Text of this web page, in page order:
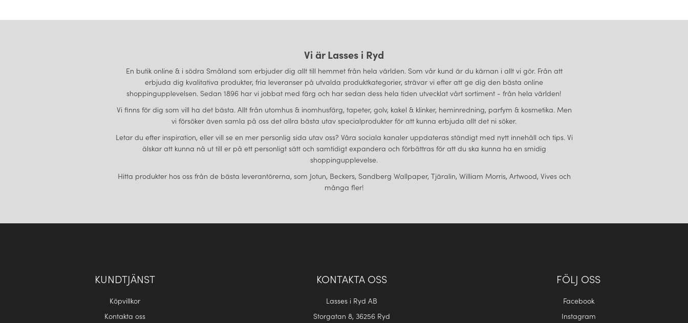
Vi är Lasses i Ryd
En butik online & i södra Småland som erbjuder dig allt till hemmet från hela världen. Som vår kund är du kärnan i allt vi gör. Från att
erbjuda dig kvalitativa produkter, fria leveranser på utvalda produktkategorier, strävar vi efter att ge dig den bästa online
shoppingupplevelsen. Sedan 1896 har vi jobbat med färg och har sedan dess hela tiden utvecklat vårt sortiment - från hela världen!
Vi finns för dig som vill ha det bästa. Allt från utomhus & inomhusfärg, tapeter, golv, kakel & klinker, heminredning, parfym & kosmetika. Men
vi försöker även samla på oss det allra bästa utav specialprodukter för att kunna erbjuda allt det ni söker.
Letar du efter inspiration, eller vill se en mer personlig sida utav oss? Våra sociala kanaler uppdateras ständigt med nytt innehåll och tips. Vi
älskar att kunna nå ut till er på ett personligt sätt och samtidigt expandera och förbättras för att du ska kunna ha en smidig
shoppingupplevelse.
Hitta produkter hos oss från de bästa leverantörerna, som Jotun, Beckers, Sandberg Wallpaper, Tjäralin, William Morris, Artwood, Vives och
många fler!
KUNDTJÄNST
Köpvillkor
Kontakta oss
KONTAKTA OSS
Lasses i Ryd AB
Storgatan 8, 36256 Ryd
FÖLJ OSS
Facebook
Instagram